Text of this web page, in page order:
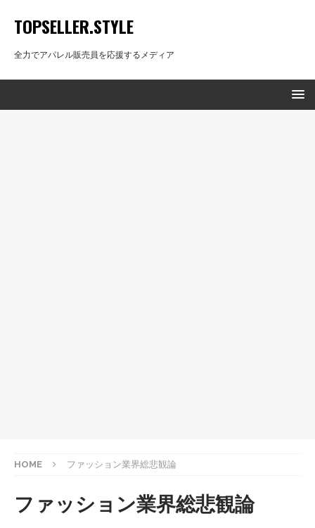
TOPSELLER.STYLE
全力でアパレル販売員を応援するメディア
HOME ファッション業界総悲観論
ファッション業界総悲観論